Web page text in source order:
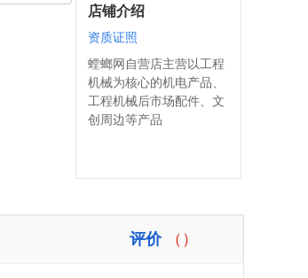
店铺介绍
资质证照
螳螂网自营店主营以工程
机械为核心的机电产品、
工程机械后市场配件、文
创周边等产品
评价 （）